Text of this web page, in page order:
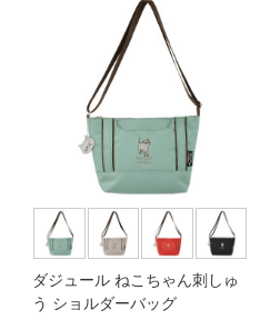
ダジュール ねこちゃん刺しゅ
う ショルダーバッグ